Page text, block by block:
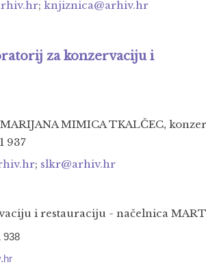
; knjiznica@arhiv.hr
za konzervaciju i
MIMICA TKALČEC,
937
; slkr@arhiv.hr
i restauraciju - načelnica
938